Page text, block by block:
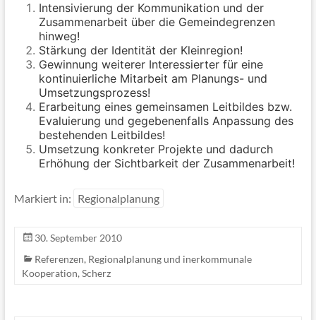
Intensivierung der Kommunikation und der
Zusammenarbeit über die Gemeindegrenzen
hinweg!
Stärkung der Identität der Kleinregion!
Gewinnung weiterer Interessierter für eine
kontinuierliche Mitarbeit am Planungs- und
Umsetzungsprozess!
Erarbeitung eines gemeinsamen Leitbildes bzw.
Evaluierung und gegebenenfalls Anpassung des
bestehenden Leitbildes!
Umsetzung konkreter Projekte und dadurch
Erhöhung der Sichtbarkeit der Zusammenarbeit!
Markiert in: Regionalplanung
30. September 2010
Referenzen, Regionalplanung und inerkommunale
Kooperation, Scherz